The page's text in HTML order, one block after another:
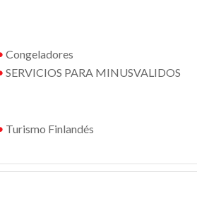
Congeladores
SERVICIOS PARA MINUSVALIDOS
Turismo Finlandés